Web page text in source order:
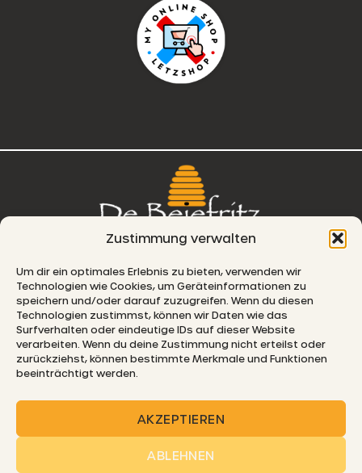
Zustimmung verwalten
Um dir ein optimales Erlebnis zu bieten, verwenden wir
Technologien wie Cookies, um Geräteinformationen zu
speichern und/oder darauf zuzugreifen. Wenn du diesen
Technologien zustimmst, können wir Daten wie das
Surfverhalten oder eindeutige IDs auf dieser Website
verarbeiten. Wenn du deine Zustimmung nicht erteilst oder
zurückziehst, können bestimmte Merkmale und Funktionen
beeinträchtigt werden.
AKZEPTIEREN
ABLEHNEN
L-5330 Moutfort
E-MAIL
© 2026 De Beiefritz